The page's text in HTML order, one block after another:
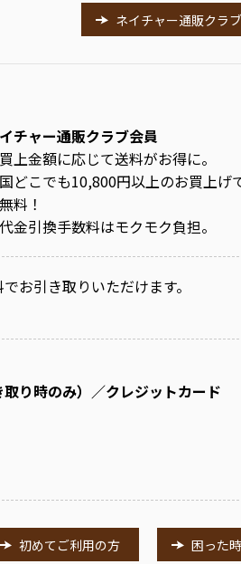
ネイチャー通販クラ
チャー通販クラブ会員
上金額に応じて送料がお得に。
どこでも10,800円以上のお買上げ
料！
代金引換手数料はモクモク負担。
お引き取りいただけます。
り時のみ）／クレジットカード
初めてご利用の方 困った